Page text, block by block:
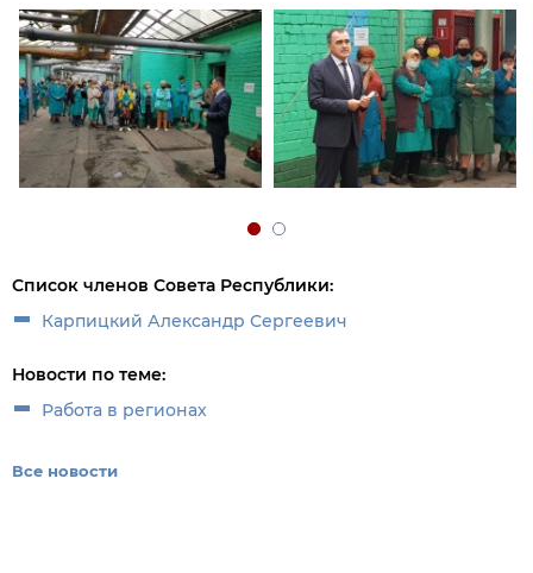
Список членов Совета Республики:
Карпицкий Александр Сергеевич
Новости по теме:
Работа в регионах
Все новости